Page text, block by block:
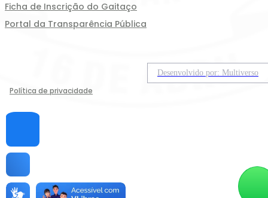
Ficha de Inscrição do Gaitaço
Portal da Transparência Pública
Política de privacidade
Desenvolvido por: Multiverso